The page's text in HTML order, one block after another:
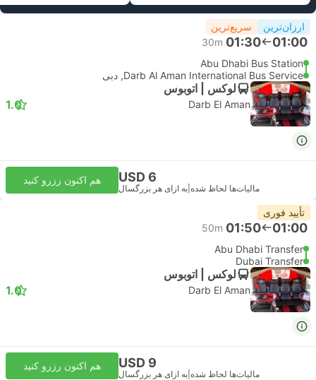
ارزان‌ترین سریع‌ترین
01:00
01:30
30m
Abu Dhabi Bus Station
Darb Al Aman International Bus Service, دبی
لوکس | اتوبوس
Darb El Aman
1.0
USD 6
مالیات‌ها لحاظ شده به ازای هر بزرگسال
هم اکنون رزرو کنید
تأیید فوری
01:00
01:50
50m
Abu Dhabi Transfer
Dubai Transfer
لوکس | اتوبوس
Darb El Aman
1.0
USD 9
مالیات‌ها لحاظ شده به ازای هر بزرگسال
هم اکنون رزرو کنید